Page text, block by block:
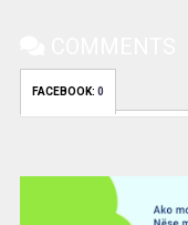
FACEBOOK: 0